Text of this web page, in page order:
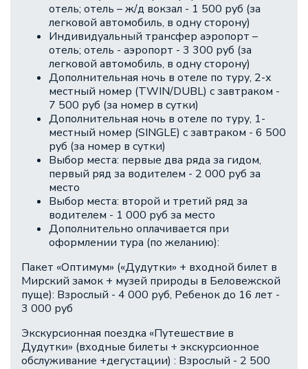
отель; отель – ж/д вокзал - 1 500 руб (за
легковой автомобиль, в одну сторону)
Индивидуальный трансфер аэропорт –
отель; отель - аэропорт - 3 300 руб (за
легковой автомобиль, в одну сторону)
Дополнительная ночь в отеле по туру, 2-х
местный номер (TWIN/DUBL) с завтраком -
7 500 руб (за номер в сутки)
Дополнительная ночь в отеле по туру, 1-
местный номер (SINGLE) с завтраком - 6 500
руб (за номер в сутки)
Выбор места: первые два ряда за гидом,
первый ряд за водителем - 2 000 руб за
место
Выбор места: второй и третий ряд за
водителем - 1 000 руб за место
Дополнительно оплачивается при
оформлении тура (по желанию):
Пакет «Оптимум» («Дудутки» + входной билет в
Мирский замок + музей природы в Беловежской
пуще): Взрослый - 4 000 руб, Ребенок до 16 лет -
3 000 руб
Экскурсионная поездка «Путешествие в
Дудутки» (входные билеты + экскурсионное
обслуживание +дегустации) : Взрослый - 2 500